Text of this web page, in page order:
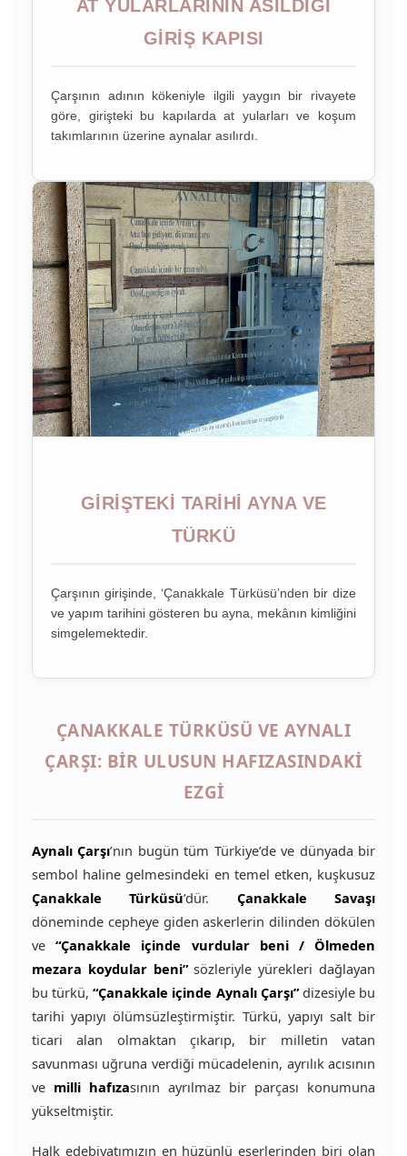
AT YULARLARININ ASILDIĞI
GIRIŞ KAPISI
Çarşının adının kökeniyle ilgili yaygın bir rivayete
göre, girişteki bu kapılarda at yularları ve koşum
takımlarının üzerine aynalar asılırdı.
GIRIŞTEKI TARIHI AYNA VE
TÜRKÜ
Çarşının girişinde, ‘Çanakkale Türküsü’nden bir dize
ve yapım tarihini gösteren bu ayna, mekânın kimliğini
simgelemektedir.
ÇANAKKALE TÜRKÜSÜ VE AYNALI
ÇARŞI: BIR ULUSUN HAFIZASINDAKI
EZGI
Aynalı Çarşı’nın bugün tüm Türkiye’de ve dünyada bir
sembol haline gelmesindeki en temel etken, kuşkusuz
Çanakkale Türküsü’dür. Çanakkale Savaşı
döneminde cepheye giden askerlerin dilinden dökülen
ve“Çanakkale içinde vurdular beni / Ölmeden
mezara koydular beni”sözleriyle yürekleri dağlayan
bu türkü,“Çanakkale içinde Aynalı Çarşı”dizesiyle bu
tarihi yapıyı ölümsüzleştirmiştir. Türkü, yapıyı salt bir
ticari alan olmaktan çıkarıp, bir milletin vatan
savunması uğruna verdiği mücadelenin, ayrılık acısının
ve milli hafızasının ayrılmaz bir parçası konumuna
yükseltmiştir.
Halk edebiyatımızın en hüzünlü eserlerinden biri olan